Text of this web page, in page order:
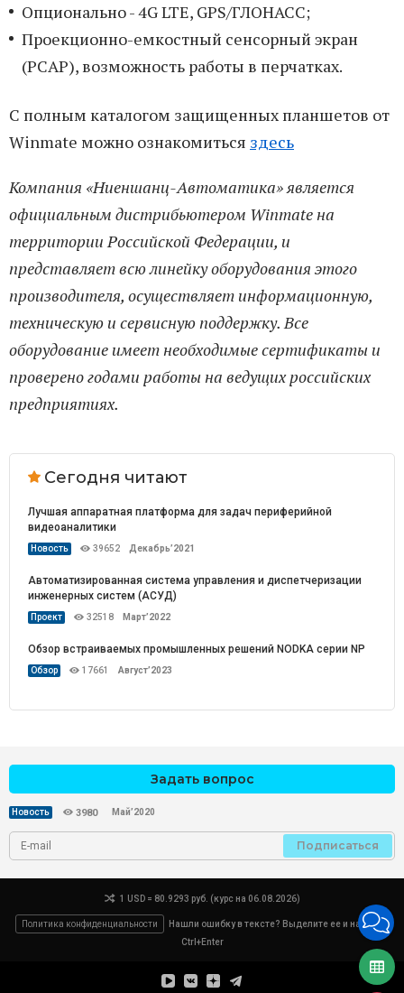
Опционально - 4G LTE, GPS/ГЛОНАСС;
Проекционно-емкостный сенсорный экран
(PCAP), возможность работы в перчатках.
С полным каталогом защищенных планшетов от
Winmate можно ознакомиться здесь
Компания «Ниеншанц-Автоматика» является
официальным дистрибьютером Winmate на
территории Российской Федерации, и
представляет всю линейку оборудования этого
производителя, осуществляет информационную,
техническую и сервисную поддержку. Все
оборудование имеет необходимые сертификаты и
проверено годами работы на ведущих российских
предприятиях.
Сегодня читают
Лучшая аппаратная платформа для задач периферийной
видеоаналитики
Новость 39652 Декабрь’2021
Автоматизированная система управления и диспетчеризации
инженерных систем (АСУД)
Проект 32518 Март’2022
Обзор встраиваемых промышленных решений NODKA серии NP
Обзор 17661 Август’2023
Задать вопрос
Новость 3980 Май’2020
Подписаться
1 USD = 80.9293 руб. (курс на 06.08.2026)
Политика конфиденциальности
Нашли ошибку в тексте? Выделите ее и нажмите
Ctrl+Enter